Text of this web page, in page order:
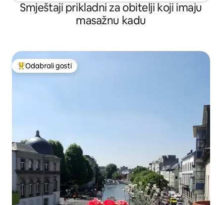
Smještaji prikladni za obitelji koji imaju
masažnu kadu
Među najviše rangiranima s oznakom „Odabrali gosti”
Odabrali gosti